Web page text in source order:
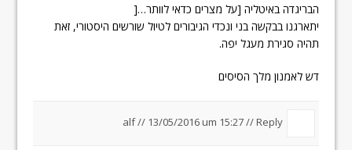
הבריגדה באיטליה [על מצרים כדאי לוותר…[
יתארגנו בבקשה בני ונכדי הגיבורים לטיול שורשים היסטורי, זאת
תהיה סגירת מעגל יפה.
דש לאמנון מלך הסיסים
alf // 13/05/2016 um 15:27//Reply